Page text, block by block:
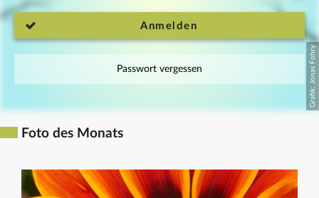
Anmelden
Passwort vergessen
Foto des Monats